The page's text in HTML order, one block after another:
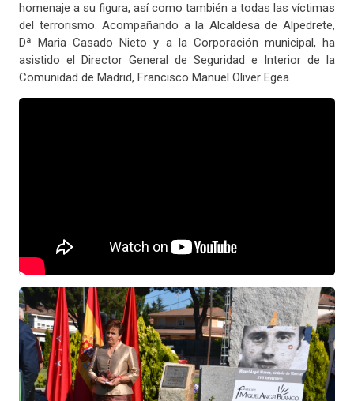
homenaje a su figura, así como también a todas las víctimas
del terrorismo. Acompañando a la Alcaldesa de Alpedrete,
Dª Maria Casado Nieto y a la Corporación municipal, ha
asistido el Director General de Seguridad e Interior de la
Comunidad de Madrid, Francisco Manuel Oliver Egea.